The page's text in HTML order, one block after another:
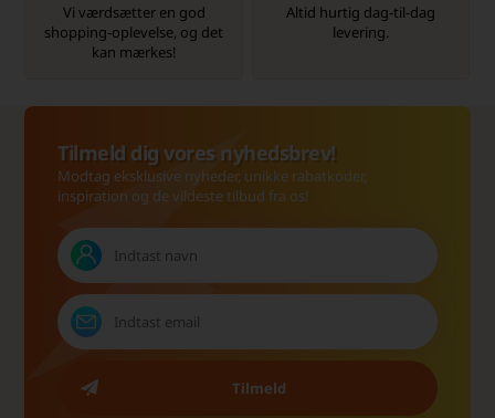
Vi værdsætter en god
shopping-oplevelse, og det
kan mærkes!
Altid hurtig dag-til-dag
levering.
Tilmeld dig vores nyhedsbrev!
Modtag eksklusive nyheder, unikke rabatkoder,
inspiration og de vildeste tilbud fra os!